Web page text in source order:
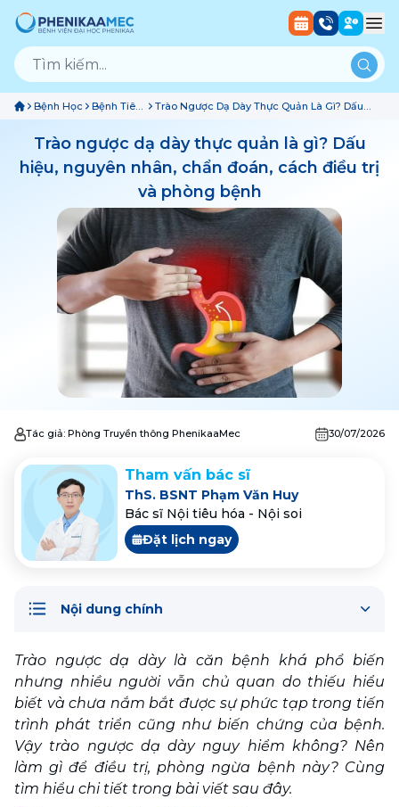
Bệnh Học
Bệnh Tiêu
Hóa - Gan
Mật
Trào Ngược Dạ Dày Thực Quản Là Gì? Dấu
Trị Và Phòng Bệnh
Trào ngược dạ dày thực quản là gì? Dấu
hiệu, nguyên nhân, chẩn đoán, cách điều trị
và phòng bệnh
Tác giả: Phòng Truyền thông PhenikaaMec 30/07/2026
Tham vấn bác sĩ
ThS. BSNT Phạm Văn Huy
Bác sĩ Nội tiêu hóa - Nội soi
Đặt lịch ngay
Nội dung chính
Trào ngược dạ dày là căn bệnh khá phổ biến
nhưng nhiều người vẫn chủ quan do thiếu hiểu
biết và chưa nắm bắt được sự phức tạp trong tiến
trình phát triển cũng như biến chứng của bệnh.
Vậy trào ngược dạ dày nguy hiểm không? Nên
làm gì để điều trị, phòng ngừa bệnh này? Cùng
tìm hiểu chi tiết trong bài viết sau đây.